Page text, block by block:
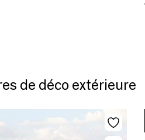
de déco extérieure